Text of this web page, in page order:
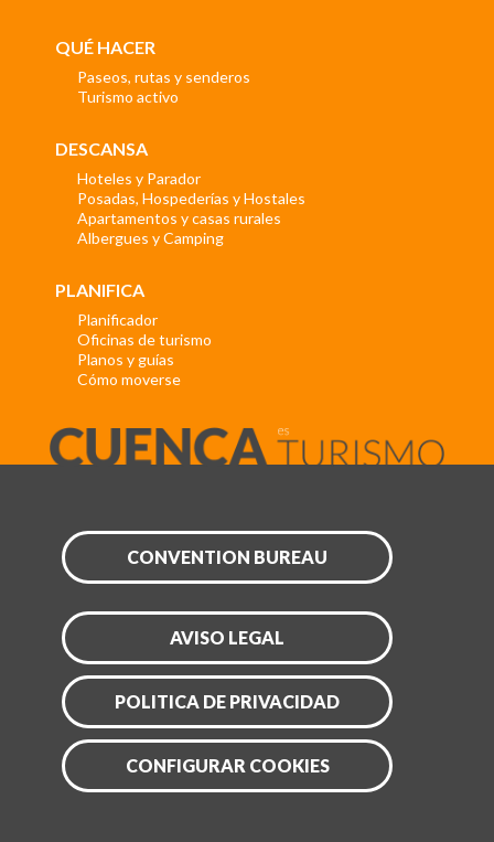
QUÉ HACER
Paseos, rutas y senderos
Turismo activo
DESCANSA
Hoteles y Parador
Posadas, Hospederías y Hostales
Apartamentos y casas rurales
Albergues y Camping
PLANIFICA
Planificador
Oficinas de turismo
Planos y guías
Cómo moverse
CONVENTION BUREAU
AVISO LEGAL
POLITICA DE PRIVACIDAD
CONFIGURAR COOKIES